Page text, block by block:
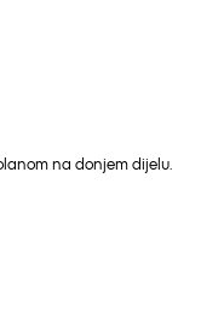
na donjem dijelu.